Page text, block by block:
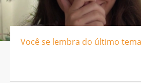
Você se lembra do último tema